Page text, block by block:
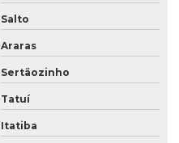
Salto
Araras
Sertãozinho
Tatuí
Itatiba